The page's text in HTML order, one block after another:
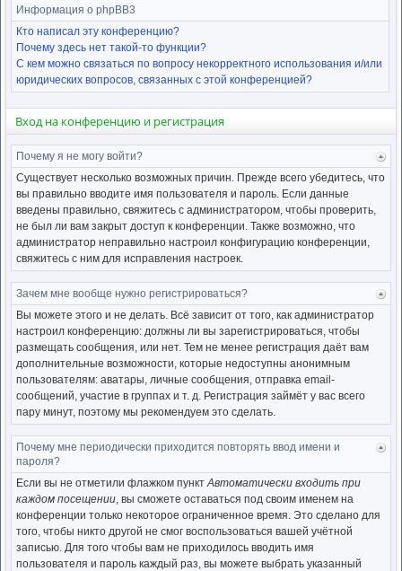
Информация о phpBB3
Кто написал эту конференцию?
Почему здесь нет такой-то функции?
С кем можно связаться по вопросу некорректного использования и/или
юридических вопросов, связанных с этой конференцией?
Вход на конференцию и регистрация
к
Почему я не могу войти?
Существует несколько возможных причин. Прежде всего убедитесь, что
вы правильно вводите имя пользователя и пароль. Если данные
введены правильно, свяжитесь с администратором, чтобы проверить,
не был ли вам закрыт доступ к конференции. Также возможно, что
администратор неправильно настроил конфигурацию конференции,
свяжитесь с ним для исправления настроек.
Зачем мне вообще нужно регистрироваться?
Вы можете этого и не делать. Всё зависит от того, как администратор
настроил конференцию: должны ли вы зарегистрироваться, чтобы
размещать сообщения, или нет. Тем не менее регистрация даёт вам
дополнительные возможности, которые недоступны анонимным
пользователям: аватары, личные сообщения, отправка email-
сообщений, участие в группах и т. д. Регистрация займёт у вас всего
пару минут, поэтому мы рекомендуем это сделать.
Почему мне периодически приходится повторять ввод имени и
пароля?
Если вы не отметили флажком пунктАвтоматически входить при
каждом посещении, вы сможете оставаться под своим именем на
конференции только некоторое ограниченное время. Это сделано для
того, чтобы никто другой не смог воспользоваться вашей учётной
записью. Для того чтобы вам не приходилось вводить имя
пользователя и пароль каждый раз, вы можете выбрать указанный